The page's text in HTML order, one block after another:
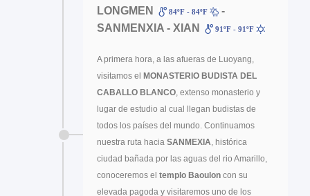
LONGMEN
84ºF - 84ºF
-
SANMENXIA - XIAN
91ºF - 91ºF
A primera hora, a las afueras de Luoyang,
visitamos el MONASTERIO BUDISTA DEL
CABALLO BLANCO , extenso monasterio y
lugar de estudio al cual llegan budistas de
todos los países del mundo. Continuamos
nuestra ruta hacia SANMEXIA , histórica
ciudad bañada por las aguas del rio Amarillo,
conoceremos el templo Baoulon con su
elevada pagoda y visitaremos uno de los